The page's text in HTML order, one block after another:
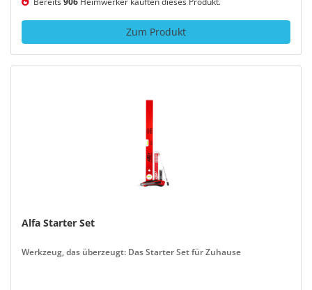
Zum Produkt
Alfa Starter Set
Werkzeug, das überzeugt: Das Starter Set für Zuhause